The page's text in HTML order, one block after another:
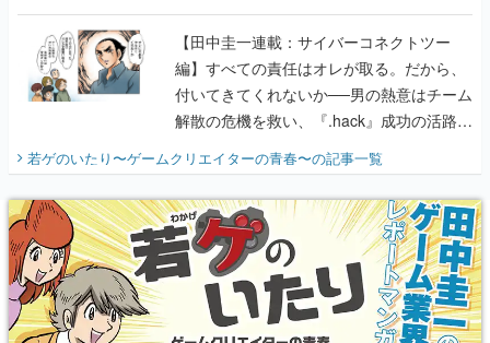
に行って、より理解を深めよう【PR】
【田中圭一連載：サイバーコネクトツー
編】すべての責任はオレが取る。だから、
付いてきてくれないか──男の熱意はチーム
解散の危機を救い、『.hack』成功の活路を
『少年ジャンプ』色だった【若ゲのいた
り】
若ゲのいたり〜ゲームクリエイターの青春〜の記事一覧